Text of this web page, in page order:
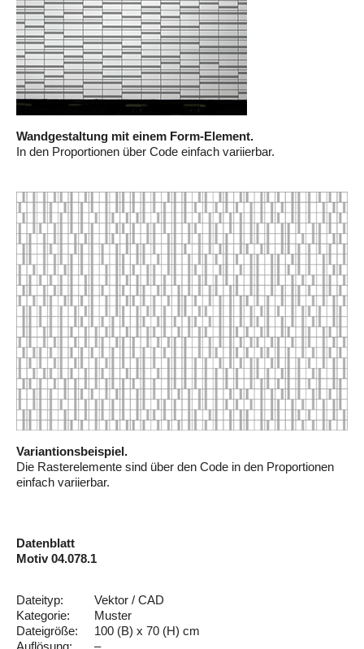
Wandgestaltung mit einem Form-Element.
In den Proportionen über Code einfach variierbar.
Variantionsbeispiel.
Die Rasterelemente sind über den Code in den Proportionen
einfach variierbar.
Datenblatt
Motiv 04.078.1
Dateityp:
Vektor / CAD
Kategorie:
Muster
Dateigröße:
100 (B) x 70 (H) cm
Auflösung:
–